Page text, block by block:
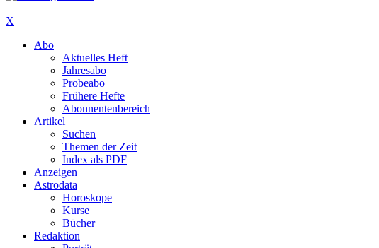
X
Abo
Aktuelles Heft
Jahresabo
Probeabo
Frühere Hefte
Abonnentenbereich
Artikel
Suchen
Themen der Zeit
Index als PDF
Anzeigen
Astrodata
Horoskope
Kurse
Bücher
Redaktion